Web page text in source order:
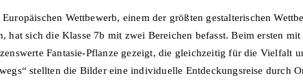
Wettbewerb, einem der größten gestalterischen
hat sich die Klasse 7b mit zwei Bereichen befasst. Beim ersten
Fantasie-Pflanze gezeigt, die gleichzeitig für die Vielfalt
stellten die Bilder eine individuelle Entdeckungsreise durch